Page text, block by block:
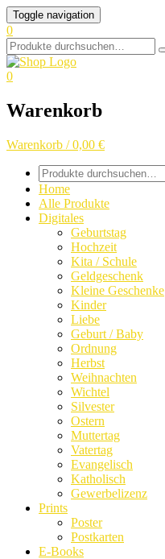
Skip
to
content
Toggle navigation
0
Search
for:
0
Warenkorb
Warenkorb / 0,00 €
Search
for:
Home
Alle Produkte
Digitales
Geburtstag
Hochzeit
Kita / Schule
Geldgeschenk
Kleine Geschenke
Kinder
Liebe
Geburt / Baby
Ordnung
Herbst
Weihnachten
Wichtel
Silvester
Ostern
Muttertag
Vatertag
Evangelisch
Katholisch
Gewerbelizenz
Prints
Poster
Postkarten
E-Books